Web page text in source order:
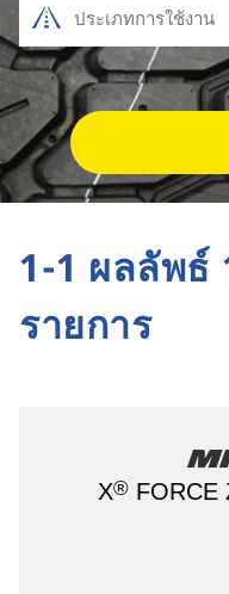
1-1 ผลลัพธ์
รายการ
X®FORCE